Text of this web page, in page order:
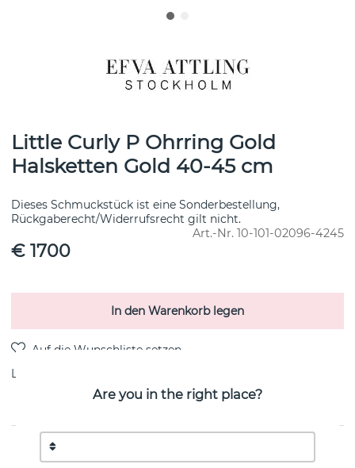
Little Curly P Ohrring Gold
Halsketten Gold 40-45 cm
Dieses Schmuckstück ist eine Sonderbestellung,
Rückgaberecht/Widerrufsrecht gilt nicht.
Art.-Nr. 10-101-02096-4245
€ 1700
In den Warenkorb legen
Lieferung:
PRODUKTBESCHREIBUNG
Are you in the right place?